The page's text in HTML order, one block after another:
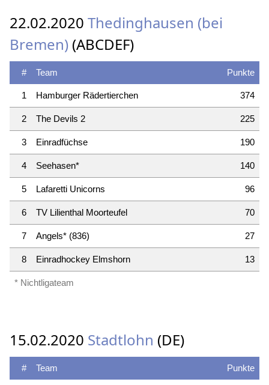
22.02.2020 Thedinghausen (bei
Bremen) (ABCDEF)
# Punkte
Team
1 374
Hamburger Rädertierchen
2 225
The Devils 2
3 190
Einradfüchse
4 140
Seehasen*
5 96
Lafaretti Unicorns
6 70
TV Lilienthal Moorteufel
7 27
Angels* (836)
8 13
Einradhockey Elmshorn
* Nichtligateam
15.02.2020 Stadtlohn (DE)
# Punkte
Team